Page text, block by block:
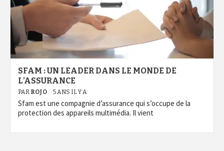
SFAM : UN LEADER DANS LE MONDE DE
L’ASSURANCE
PAR ROJO 5 ANS IL Y A
Sfam est une compagnie d’assurance qui s’occupe de la
protection des appareils multimédia. Il vient